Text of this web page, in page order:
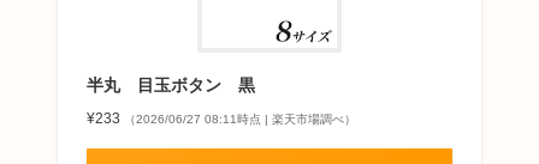
半丸 目玉ボタン 黒
¥233 （2026/06/27 08:11時点 | 楽天市場調べ）